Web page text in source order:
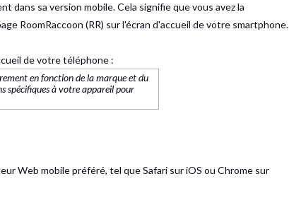
sa version mobile. Cela signifie que vous avez la
RoomRaccoon (RR) sur l'écran d'accueil de votre smartphone.
de votre téléphone :
en fonction de la marque et du
spécifiques à votre appareil pour
Web mobile préféré, tel que Safari sur iOS ou Chrome sur